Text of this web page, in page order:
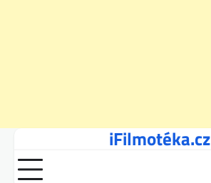
content
iFilmotéka.cz